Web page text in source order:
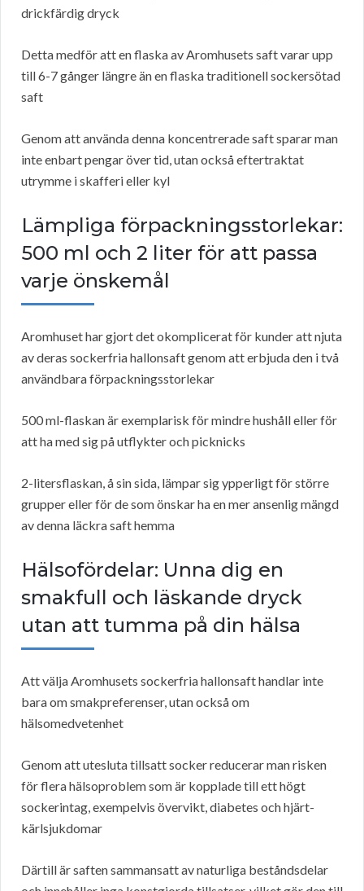
drickfärdig dryck
Detta medför att en flaska av Aromhusets saft varar upp
till 6-7 gånger längre än en flaska traditionell sockersötad
saft
Genom att använda denna koncentrerade saft sparar man
inte enbart pengar över tid, utan också eftertraktat
utrymme i skafferi eller kyl
Lämpliga förpackningsstorlekar:
500 ml och 2 liter för att passa
varje önskemål
Aromhuset har gjort det okomplicerat för kunder att njuta
av deras sockerfria hallonsaft genom att erbjuda den i två
användbara förpackningsstorlekar
500 ml-flaskan är exemplarisk för mindre hushåll eller för
att ha med sig på utflykter och picknicks
2-litersflaskan, å sin sida, lämpar sig ypperligt för större
grupper eller för de som önskar ha en mer ansenlig mängd
av denna läckra saft hemma
Hälsofördelar: Unna dig en
smakfull och läskande dryck
utan att tumma på din hälsa
Att välja Aromhusets sockerfria hallonsaft handlar inte
bara om smakpreferenser, utan också om
hälsomedvetenhet
Genom att utesluta tillsatt socker reducerar man risken
för flera hälsoproblem som är kopplade till ett högt
sockerintag, exempelvis övervikt, diabetes och hjärt-
kärlsjukdomar
Därtill är saften sammansatt av naturliga beståndsdelar